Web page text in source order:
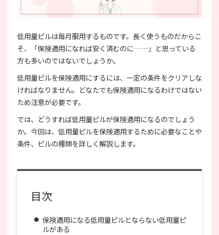
低用量ピルは毎月服用するものです。長く使うものだからこ
そ、「保険適用になれば安く済むのに……」と思っている
方も多いのではないでしょうか。
低用量ピルを保険適用にするには、一定の条件をクリアしな
ければなりません。どなたでも保険適用になるわけではない
ため注意が必要です。
では、どうすれば低用量ピルが保険適用になるのでしょう
か。今回は、低用量ピルを保険適用するために必要なことや
条件、ピルの種類を詳しく解説します。
目次
保険適用になる低用量ピルとならない低用量ピ
ルがある